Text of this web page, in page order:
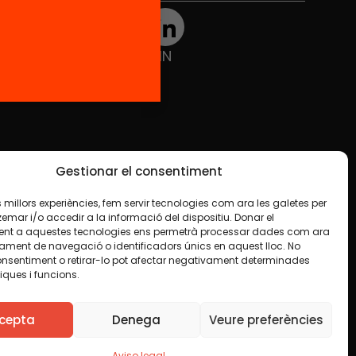
Gestionar el consentiment
millors experiències, fem servir tecnologies com ara les galetes per
i/o accedir a la informació del dispositiu. Donar el
a aquestes tecnologies ens permetrà processar dades com ara
de navegació o identificadors únics en aquest lloc. No
o retirar-lo pot afectar negativament determinades
i funcions.
Denega Veure preferències
IN
en algún material indiquemos lo contrario. Le
finalidad, incluida la comercial. Sólo le